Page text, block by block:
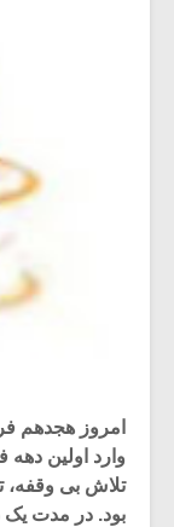
امروز هجدهم فروردین
وارد اولین
تلاش بی وقفه،